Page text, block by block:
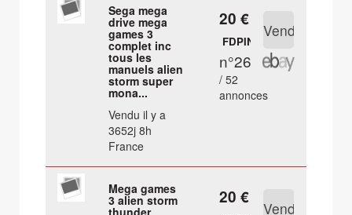
Sega mega
drive mega
games 3
complet inc
tous les
manuels alien
storm super
mona...
Vendu il y a
3652j 8h
France
20 €
FDPIN
n°26
/ 52
annonces
Mega games
3 alien storm 20 €